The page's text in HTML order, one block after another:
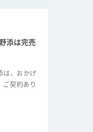
添は完売
は、おかげ
ご契約あり